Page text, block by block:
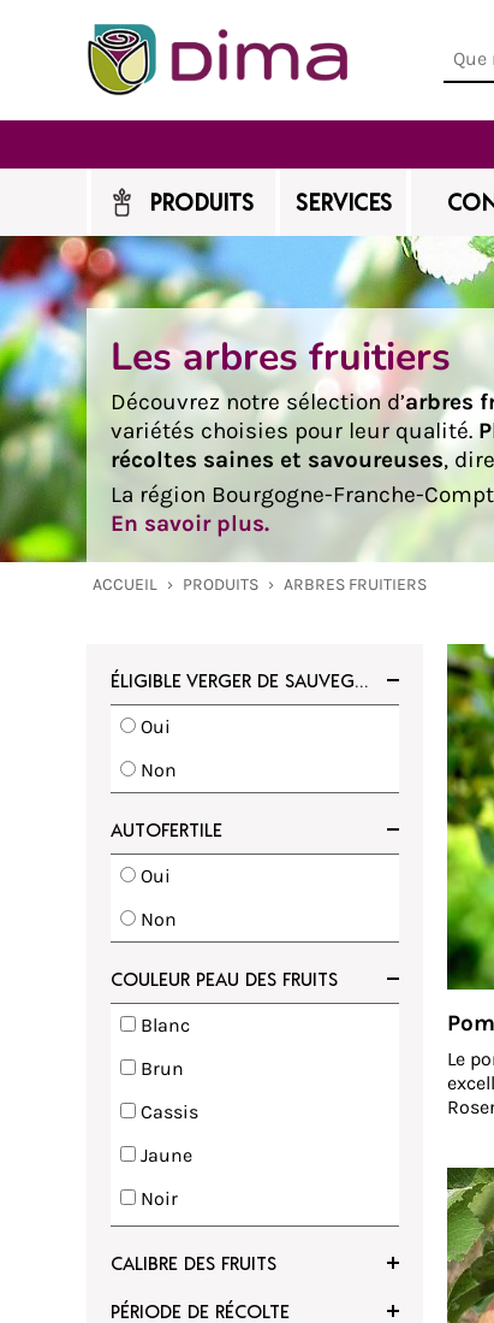
PRODUITS SERVICES
Les arbres fruitiers
Découvrez notre sélection d’arbres
variétés choisies pour leur qualité.
récoltes saines et savoureuses,
La région Bourgogne-Franche-
En savoir plus.
ACCUEIL › PRODUITS › ARBRES FRUITIERS
ÉLIGIBLE VERGER DE SAUVEGARDE
Oui
Non
AUTOFERTILE
Oui
Non
COULEUR PEAU DES FRUITS
Blanc
Brun
Cassis
Jaune
Noir
CALIBRE DES FRUITS
PÉRIODE DE RÉCOLTE
Le
des